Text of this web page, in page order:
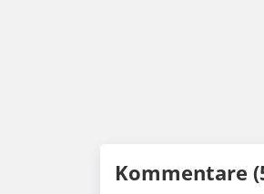
Kommentare